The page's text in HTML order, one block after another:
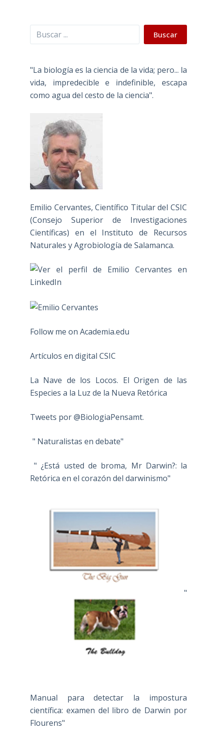
Buscar Buscar
"La biología es la ciencia de la vida; pero... la
vida, impredecible e indefinible, escapa
como agua del cesto de la ciencia".
Emilio Cervantes, Científico Titular del CSIC
(Consejo Superior de Investigaciones
Científicas) en el Instituto de Recursos
Naturales y Agrobiología de Salamanca.
Follow me on Academia.edu
Artículos en digital CSIC
La Nave de los Locos. El Origen de las
Especies a la Luz de la Nueva Retórica
Tweets por @BiologiaPensamt.
" Naturalistas en debate"
" ¿Está usted de broma, Mr Darwin?: la
Retórica en el corazón del darwinismo"
"
Manual para detectar la impostura
científica: examen del libro de Darwin por
Flourens"